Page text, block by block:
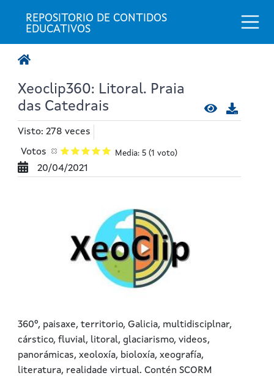
REPOSITORIO DE CONTIDOS
EDUCATIVOS
Xeoclip360: Litoral. Praia
das Catedrais
Visto: 278 veces
Votos Media: 5 (1 voto)
20/04/2021
360º, paisaxe, territorio, Galicia, multidisciplnar,
cárstico, fluvial, litoral, glaciarismo, videos,
panorámicas, xeoloxía, bioloxía, xeografía,
literatura, realidade virtual. Contén SCORM